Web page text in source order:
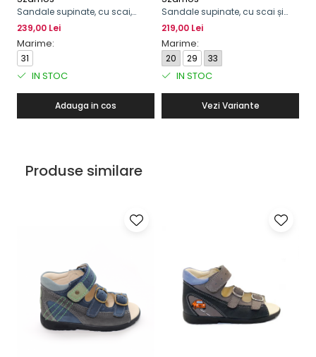
Sandale supinate, cu scai,
pentru băieți
239,00 Lei
Marime:
31
IN STOC
Adauga in cos
Sandale supinate, cu scai și
cataramă, pentru băieți
219,00 Lei
Marime:
20 29 33
IN STOC
Vezi Variante
Produse similare